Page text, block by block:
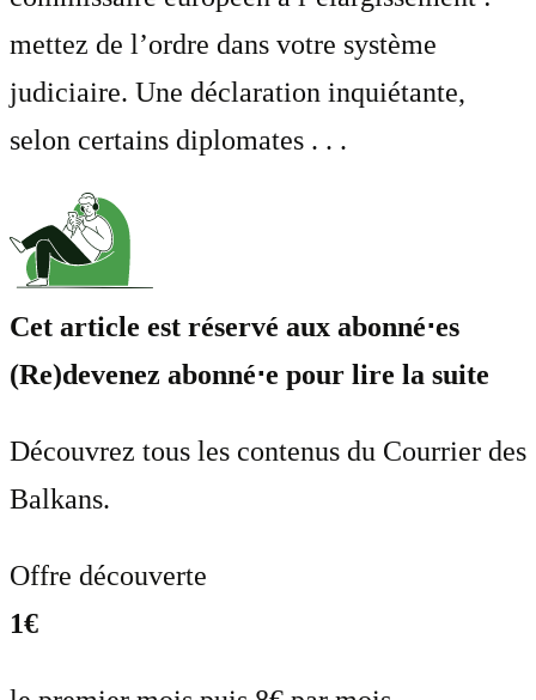
mettez de l’ordre dans votre système
judiciaire. Une déclaration inquiétante,
selon certains diplomates . . .
Cet article est réservé aux abonné⋅es
(Re)devenez abonné⋅e pour lire la suite
Découvrez tous les contenus du Courrier des
Balkans.
Offre découverte
1€